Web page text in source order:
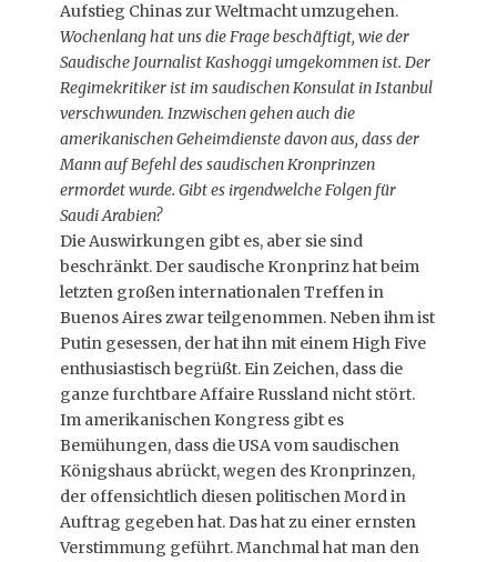
Aufstieg Chinas zur Weltmacht umzugehen.
Wochenlang hat uns die Frage beschäftigt, wie der
Saudische Journalist Kashoggi umgekommen ist. Der
Regimekritiker ist im saudischen Konsulat in Istanbul
verschwunden. Inzwischen gehen auch die
amerikanischen Geheimdienste davon aus, dass der
Mann auf Befehl des saudischen Kronprinzen
ermordet wurde. Gibt es irgendwelche Folgen für
Saudi Arabien?
Die Auswirkungen gibt es, aber sie sind
beschränkt. Der saudische Kronprinz hat beim
letzten großen internationalen Treffen in
Buenos Aires zwar teilgenommen. Neben ihm ist
Putin gesessen, der hat ihn mit einem High Five
enthusiastisch begrüßt. Ein Zeichen, dass die
ganze furchtbare Affaire Russland nicht stört.
Im amerikanischen Kongress gibt es
Bemühungen, dass die USA vom saudischen
Königshaus abrückt, wegen des Kronprinzen,
der offensichtlich diesen politischen Mord in
Auftrag gegeben hat. Das hat zu einer ernsten
Verstimmung geführt. Manchmal hat man den